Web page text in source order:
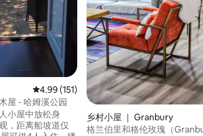
平均评分 4.99 分（满分 5 分），共 151 条评
4.99 (151)
屋 - 哈姆溪公园
小屋中放松身
，距离船坡道仅
乡村小屋 ｜ Granbury
格兰伯里和格伦玫瑰（